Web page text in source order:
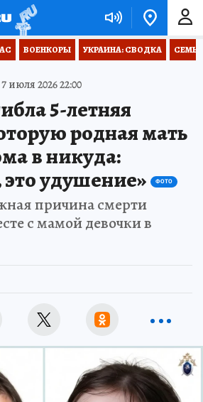
ВОЕНКОРЫ УКРАИНА: СВОДКА
7 июля 2026 22:00
5-летняя
родная мать
в никуда:
удушение»
ФОТО
причина смерти
с мамой девочки в